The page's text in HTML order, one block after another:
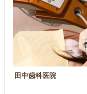
田中歯科医院